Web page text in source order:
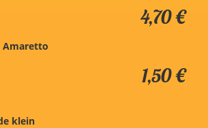
4,70 €
Amaretto
1,50 €
klein